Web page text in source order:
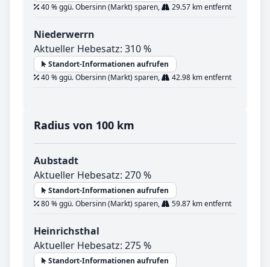
40 % ggü. Obersinn (Markt) sparen,
29.57 km entfernt
Niederwerrn
Aktueller Hebesatz: 310 %
Standort-Informationen aufrufen
40 % ggü. Obersinn (Markt) sparen,
42.98 km entfernt
Radius von 100 km
Aubstadt
Aktueller Hebesatz: 270 %
Standort-Informationen aufrufen
80 % ggü. Obersinn (Markt) sparen,
59.87 km entfernt
Heinrichsthal
Aktueller Hebesatz: 275 %
Standort-Informationen aufrufen